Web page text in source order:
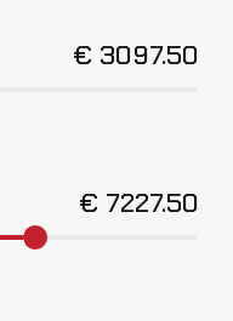
€ 3097.50
€ 7227.50